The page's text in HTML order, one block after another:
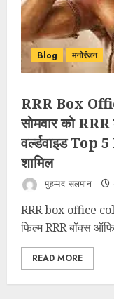
Blog मनोरंजन
RRR Box
सोमवार को
वर्ल्‍डवाइड
शामिल
मुहम्मद सलमान
RRR box office
फिल्‍म RRR बॉक्‍स
READ MORE